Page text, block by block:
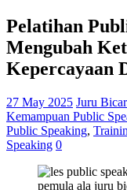
Pelatihan
Mengubah
Kepercayaan
27 May 2025 Juru
Kemampuan Public
Public Speaking,
Speaking 0